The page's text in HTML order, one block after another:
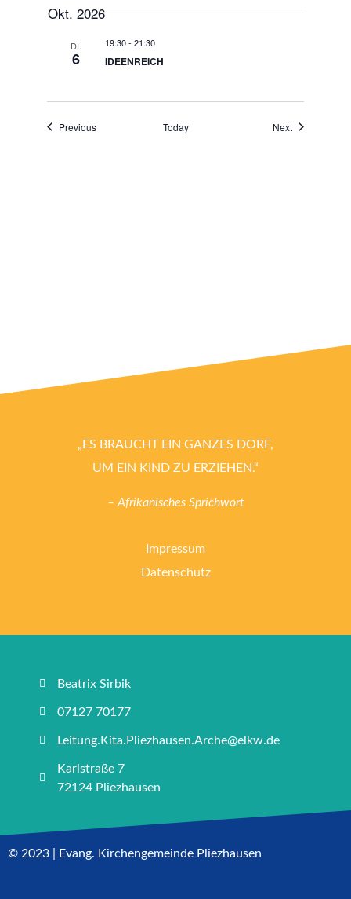
Okt. 2026
DI.
6
19:30- 21:30
IDEENREICH
PreviousEvents Today NextEvents
„ES BRAUCHT EIN GANZES DORF,
UM EIN KIND ZU ERZIEHEN.“
– Afrikanisches Sprichwort
Impressum
Datenschutz
Beatrix Sirbik
07127 70177
Leitung.Kita.Pliezhausen.Arche@elkw.de
Karlstraße 7
72124 Pliezhausen
© 2023 | Evang. Kirchengemeinde Pliezhausen